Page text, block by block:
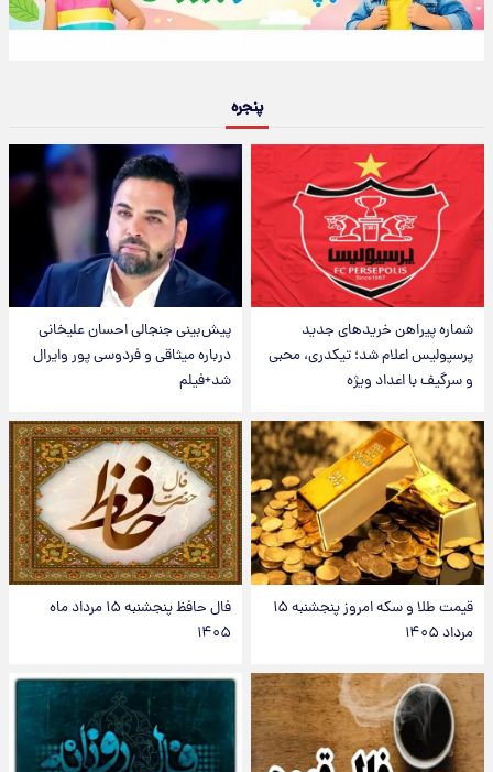
پنجره
شماره پیراهن خریدهای جدید
پرسپولیس اعلام شد؛ تیکدری، محبی
و سرگیف با اعداد ویژه
پیش‌بینی جنجالی احسان علیخانی
درباره میثاقی و فردوسی پور وایرال
شد+فیلم
قیمت طلا و سکه امروز پنجشنبه ۱۵
مرداد ۱۴۰۵
فال حافظ پنجشنبه ۱۵ مرداد ماه
۱۴۰۵